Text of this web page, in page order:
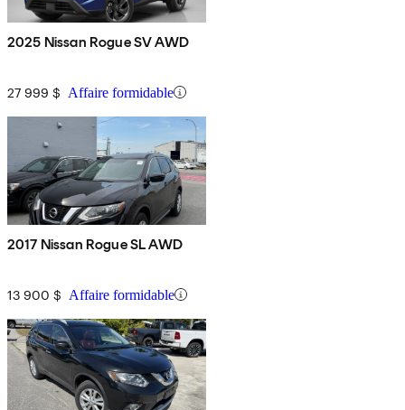
2025 Nissan Rogue SV AWD
27 999 $ Affaire formidable
2017 Nissan Rogue SL AWD
13 900 $ Affaire formidable